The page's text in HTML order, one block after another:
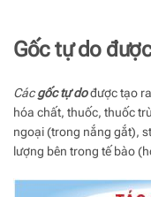
Gốc tự do
Cácgốc tự dođược tạo
hóa chất, thuốc, thuốc
ngoại (trong nắng gắt),
lượng bên trong tế bào